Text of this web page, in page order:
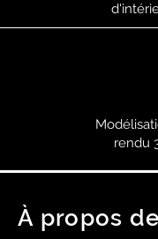
rendu
À propos